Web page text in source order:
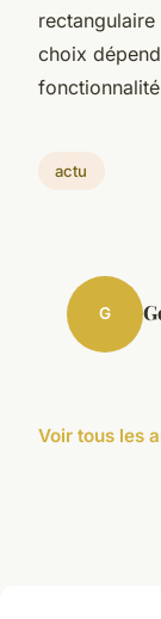
choix
actu
G
Voir tous les